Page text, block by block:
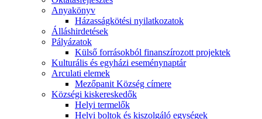
Anyakönyv
Házasságkötési nyilatkozatok
Álláshirdetések
Pályázatok
Külső forrásokból finanszírozott projektek
Kulturális és egyházi eseménynaptár
Arculati elemek
Mezőpanit Község címere
Községi kiskereskedők
Helyi termelők
Helyi boltok és kiszolgáló egységek